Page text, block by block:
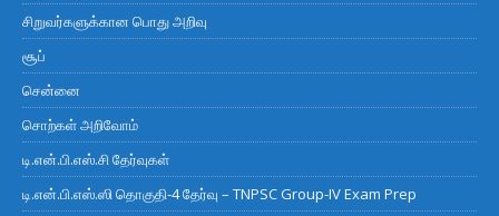
சிறுவர்களுக்கான பொது அறிவு
சூப்
சென்னை
சொற்கள் அறிவோம்
டி.என்.பி.எஸ்.சி தேர்வுகள்
டி.என்.பி.எஸ்.ஸி தொகுதி-4 தேர்வு – TNPSC Group-IV Exam Prep